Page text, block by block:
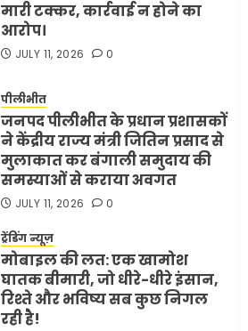
मारी टक्कर, कार्रवाई न होने का
आरोप।
JULY 11, 2026 0
पीलीभीत
जनपद पीलीभीत के प्रधान प्रशासकों
ने केंद्रीय राज्य मंत्री जितिन प्रसाद से
मुलाकात कर बंगाली समुदाय की
समस्याओं से कराया अवगत
JULY 11, 2026 0
ट्रेंडिंग न्यूज़
मोबाइल की लत: एक खामोश
घातक बीमारी, जो धीरे-धीरे इंसान,
रिश्ते और भविष्य सब कुछ निगल
रही है!